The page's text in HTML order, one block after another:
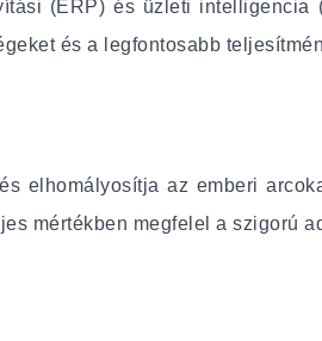
(ERP) és üzleti
és a legfontosabb
elhomályosítja az emberi
mértékben megfelel a szigorú